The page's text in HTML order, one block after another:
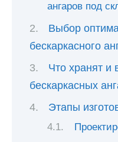
ангаров под
Выбор
бескаркасного
Что хранят и
бескаркасных
Этапы